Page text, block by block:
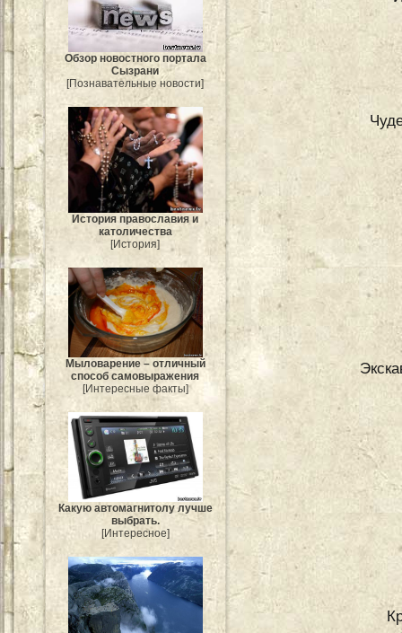
Обзор новостного портала
Сызрани
[Познавательные новости]
История православия и
католичества
[История]
Мыловарение – отличный
способ самовыражения
[Интересные факты]
Какую автомагнитолу лучше
выбрать.
[Интересное]